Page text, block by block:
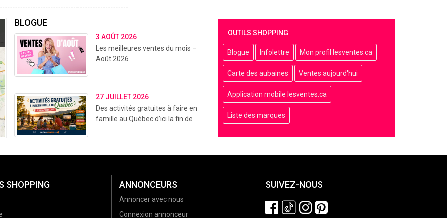
OUTILS SHOPPING
Blogue Infolettre Mon profil lesventes.ca
Carte des aubaines Ventes aujourd'hui
Application mobile lesventes.ca
Liste des marques
BLOGUE
3 AOÛT 2026
Les meilleures ventes du mois –
Août 2026
27 JUILLET 2026
Des activités gratuites à faire en
famille au Québec d’ici la fin de
SHOPPING ANNONCEURS
Annoncer avec nous
Connexion annonceur
SUIVEZ-NOUS